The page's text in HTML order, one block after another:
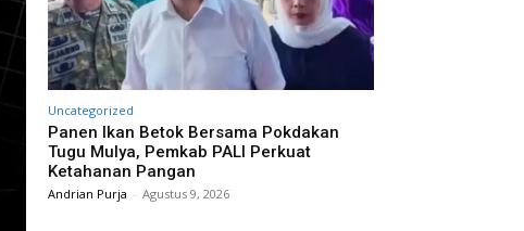
Uncategorized
Panen Ikan Betok Bersama Pokdakan
Tugu Mulya, Pemkab PALI Perkuat
Ketahanan Pangan
Andrian Purja - Agustus 9, 2026